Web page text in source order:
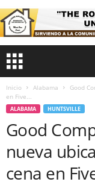
Inicio Alabama
Good
en Five...
ALABAMA HUNTSVILLE
Good
nueva
cena en